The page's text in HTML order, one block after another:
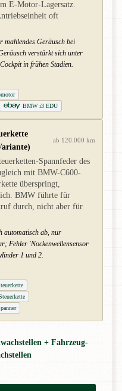
E-Motor-Lagersatz.
oft
mahlendes Geräusch bei
verstärkt sich unter
in frühen Stadien.
BMW i3 EDU
ab 120.000 km
Spannfeder des
mit BMW-C600-
überspringt,
BMW führte für
durch, nicht aber für
automatisch ab, nur
Fehler 'Nockenwellensensor
1 und 2.
+ Fahrzeug-